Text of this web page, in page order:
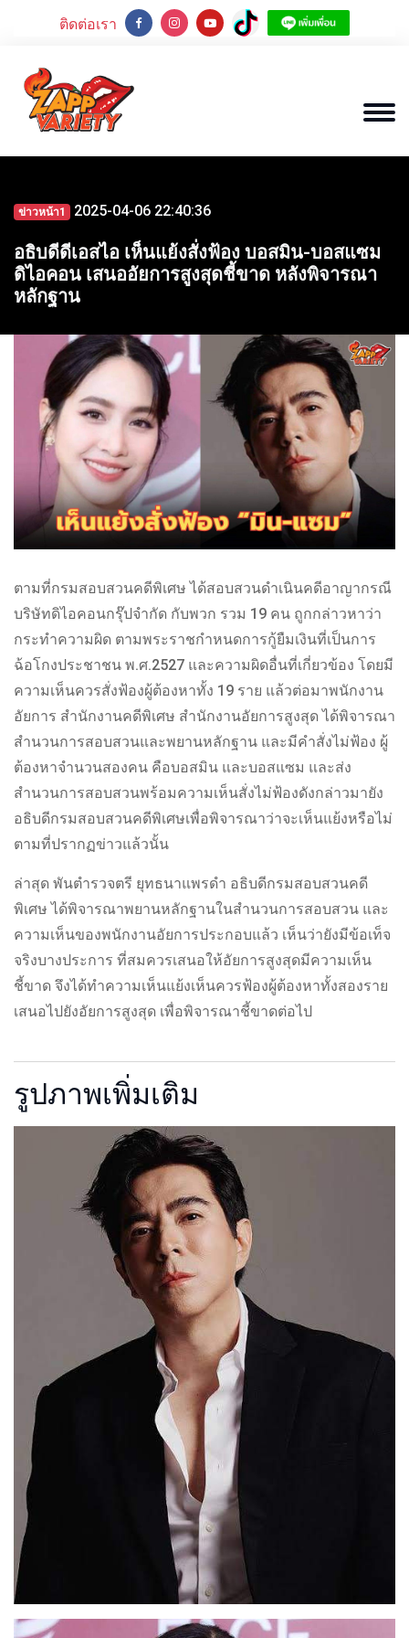
ติดต่อเรา
ข่าวหน้า1 2025-04-06 22:40:36
อธิบดีดีเอสไอ เห็นแย้งสั่งฟ้อง บอสมิน-บอสแซม
ดิไอคอน เสนออัยการสูงสุดชี้ขาด หลังพิจารณา
หลักฐาน
ตามที่กรมสอบสวนคดีพิเศษ ได้สอบสวนดำเนินคดีอาญากรณี
บริษัทดิไอคอนกรุ๊ปจำกัด กับพวก รวม 19 คน ถูกกล่าวหาว่า
กระทำความผิด ตามพระราชกำหนดการกู้ยืมเงินที่เป็นการ
ฉ้อโกงประชาชน พ.ศ.2527 และความผิดอื่นที่เกี่ยวข้อง โดยมี
ความเห็นควรสั่งฟ้องผู้ต้องหาทั้ง 19 ราย แล้วต่อมาพนักงาน
อัยการ สำนักงานคดีพิเศษ สำนักงานอัยการสูงสุด ได้พิจารณา
สำนวนการสอบสวนและพยานหลักฐาน และมีคำสั่งไม่ฟ้อง ผู้
ต้องหาจำนวนสองคน คือบอสมิน และบอสแซม และส่ง
สำนวนการสอบสวนพร้อมความเห็นสั่งไม่ฟ้องดังกล่าวมายัง
อธิบดีกรมสอบสวนคดีพิเศษเพื่อพิจารณาว่าจะเห็นแย้งหรือไม่
ตามที่ปรากฏข่าวแล้วนั้น
ล่าสุด พันตำรวจตรี ยุทธนาแพรดำ อธิบดีกรมสอบสวนคดี
พิเศษ ได้พิจารณาพยานหลักฐานในสำนวนการสอบสวน และ
ความเห็นของพนักงานอัยการประกอบแล้ว เห็นว่ายังมีข้อเท็จ
จริงบางประการ ที่สมควรเสนอให้อัยการสูงสุดมีความเห็น
ชี้ขาด จึงได้ทำความเห็นแย้งเห็นควรฟ้องผู้ต้องหาทั้งสองราย
เสนอไปยังอัยการสูงสุด เพื่อพิจารณาชี้ขาดต่อไป
รูปภาพเพิ่มเติม